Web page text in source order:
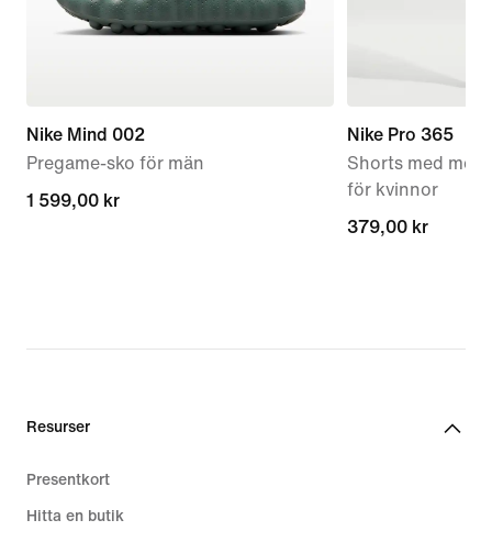
Nike Mind 002
Pregame-sko för män
1 599,00 kr
1 599,00 kr
Nike Pro 365
Shorts med
för kvinnor
379,00 kr
379,00 kr
Resurser
Presentkort
Hitta en butik